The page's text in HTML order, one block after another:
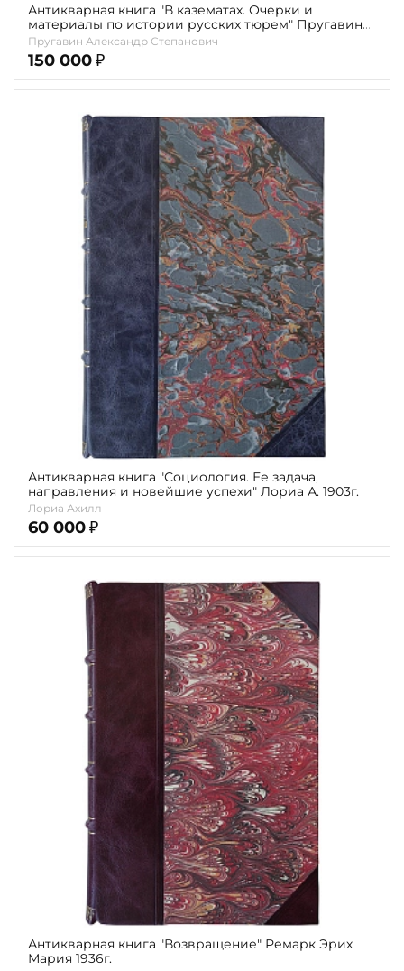
Антикварная книга "В казематах. Очерки и
материалы по истории русских тюрем" Пругавин
А.С.1909г.
Пругавин Александр Степанович
150 000 ₽
Антикварная книга "Социология. Ее задача,
направления и новейшие успехи" Лориа А. 1903г.
Лориа Ахилл
60 000 ₽
Антикварная книга "Возвращение" Ремарк Эрих
Мария 1936г.